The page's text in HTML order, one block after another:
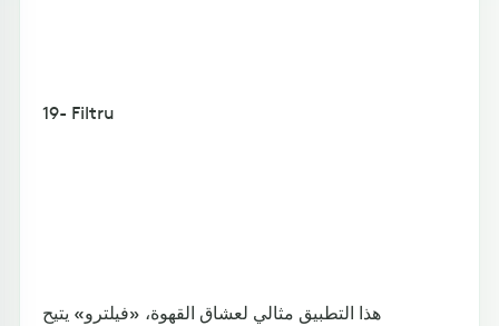
19- Filtru
هذا التطبيق مثالي لعشاق القهوة، «فيلترو» يتيح